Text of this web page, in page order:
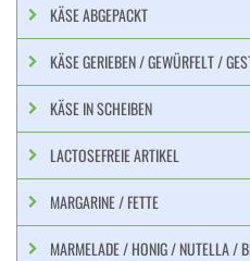
KÄSE ABGEPACKT
KÄSE GERIEBEN / GEWÜRFELT /
KÄSE IN SCHEIBEN
LACTOSEFREIE ARTIKEL
MARGARINE / FETTE
MARMELADE / HONIG / NUTELLA /